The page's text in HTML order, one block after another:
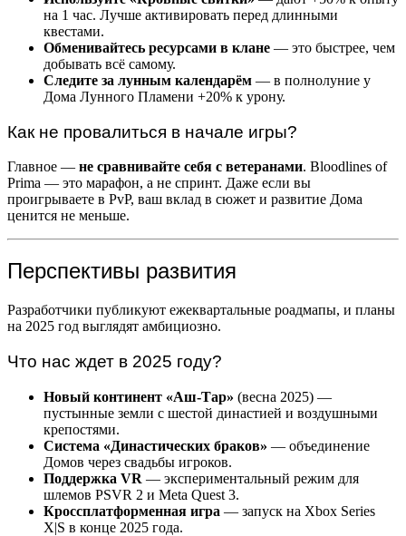
на 1 час. Лучше активировать перед длинными
квестами.
Обменивайтесь ресурсами в клане — это быстрее, чем
добывать всё самому.
Следите за лунным календарём — в полнолуние у
Дома Лунного Пламени +20% к урону.
Как не провалиться в начале игры?
Главное — не сравнивайте себя с ветеранами. Bloodlines of
Prima — это марафон, а не спринт. Даже если вы
проигрываете в PvP, ваш вклад в сюжет и развитие Дома
ценится не меньше.
Перспективы развития
Разработчики публикуют ежеквартальные роадмапы, и планы
на 2025 год выглядят амбициозно.
Что нас ждет в 2025 году?
Новый континент «Аш-Тар» (весна 2025) —
пустынные земли с шестой династией и воздушными
крепостями.
Система «Династических браков» — объединение
Домов через свадьбы игроков.
Поддержка VR — экспериментальный режим для
шлемов PSVR 2 и Meta Quest 3.
Кроссплатформенная игра — запуск на Xbox Series
X|S в конце 2025 года.